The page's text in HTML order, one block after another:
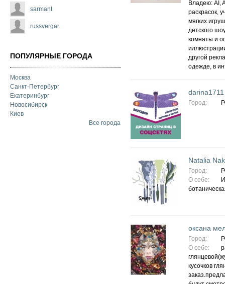
sarmant
russvergar
ПОПУЛЯРНЫЕ ГОРОДА
Москва
Санкт-Петербург
Екатеринбург
Новосибирск
Киев
Все города
Владею: АI,
раскрасок,
мягких
детского
комнаты и
другой
одежде, в
darina1711
Город:
Natalia
Город:
О себе:
оксана
Город:
О себе:
кусочков